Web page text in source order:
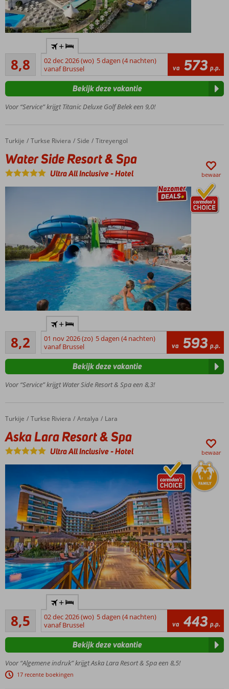
privéstrand
(Kinder)zwembaden
met glijbanen
Wellness
& Spa
13.000
Hotel of
the year
award
8,8Aanrader
205
beoordelingen
+
02 dec 2026 (wo) 5 dagen (4 nachten)
vanaf Brussel
va 573 p.p.
Voor “Service” krijgt Titanic Deluxe Golf Belek een 9,0!
Bekijk deze vakantie
Home
Turkije Turkse Riviera Side Titreyengol
Water Side Resort & Spa
Water Side Resort & Spa
Ultra All Inclusive-Hotel bewaar
Zwembad
glijbanen
4
restaurants
Prachtig 5-
sterrenhotel
van
strand
8,2
Zeer goed
93
beoordelingen
+
01 nov 2026 (zo) 5 dagen (4 nachten)
vanaf Brussel
va 593 p.p.
Voor “Service” krijgt Water Side Resort & Spa een 8,3!
Bekijk deze vakantie
Home
Turkije Turkse Riviera Antalya Lara
Aska Lara Resort & Spa
Aska Lara Resort & Spa
Ultra All Inclusive-Hotel bewaar
sterrenhotel
met privé
zandstrand
Voor de
familievakantie
Elke dag wat te
doen; uitgebreid
8,5
Aanrader
557
beoordelingen
+
02 dec 2026 (wo) 5 dagen (4 nachten)
vanaf Brussel
va 443 p.p.
Voor “Algemene indruk” krijgt Aska Lara Resort & Spa een 8,5!
17 recente boekingen
Bekijk deze vakantie